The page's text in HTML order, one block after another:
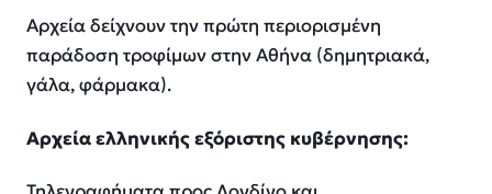
Αρχεία δείχνουν την πρώτη περιορισμένη
παράδοση τροφίμων στην Αθήνα (δημητριακά,
γάλα, φάρμακα).
Αρχεία ελληνικής εξόριστης κυβέρνησης: